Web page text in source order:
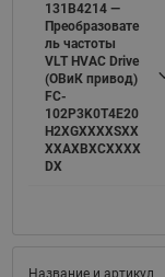
131B4214 —
Преобразовате
ль частоты
VLT HVAC Drive
(ОВиК привод)
FC-
102P3K0T4E20
H2XGXXXXSXX
XXAXBXCXXXX
DX